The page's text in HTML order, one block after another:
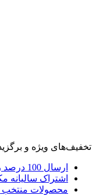
تخفیف‌های ویژه و
ارسال 100 درصد رایگان باسلام از محصولات منتخب
اشتراک سالیانه مکتب
محصولات منتخب با 50 درصد تخفیف